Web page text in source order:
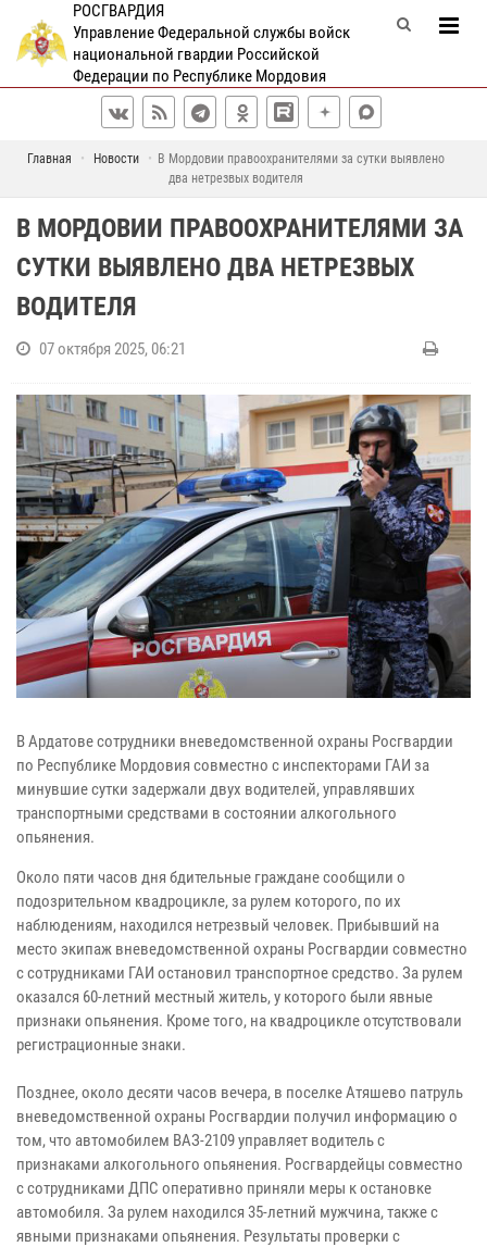
РОСГВАРДИЯ
Управление Федеральной службы войск
национальной гвардии Российской
Федерации по Республике Мордовия
Главная Новости
В Мордовии правоохранителями за сутки выявлено
два нетрезвых водителя
В МОРДОВИИ ПРАВООХРАНИТЕЛЯМИ ЗА
СУТКИ ВЫЯВЛЕНО ДВА НЕТРЕЗВЫХ
ВОДИТЕЛЯ
07 октября 2025, 06:21
В Ардатове сотрудники вневедомственной охраны Росгвардии
по Республике Мордовия совместно с инспекторами ГАИ за
минувшие сутки задержали двух водителей, управлявших
транспортными средствами в состоянии алкогольного
опьянения.
Около пяти часов дня бдительные граждане сообщили о
подозрительном квадроцикле, за рулем которого, по их
наблюдениям, находился нетрезвый человек. Прибывший на
место экипаж вневедомственной охраны Росгвардии совместно
с сотрудниками ГАИ остановил транспортное средство. За рулем
оказался 60-летний местный житель, у которого были явные
признаки опьянения. Кроме того, на квадроцикле отсутствовали
регистрационные знаки.
Позднее, около десяти часов вечера, в поселке Атяшево патруль
вневедомственной охраны Росгвардии получил информацию о
том, что автомобилем ВАЗ-2109 управляет водитель с
признаками алкогольного опьянения. Росгвардейцы совместно
с сотрудниками ДПС оперативно приняли меры к остановке
автомобиля. За рулем находился 35-летний мужчина, также с
явными признаками опьянения. Результаты проверки с